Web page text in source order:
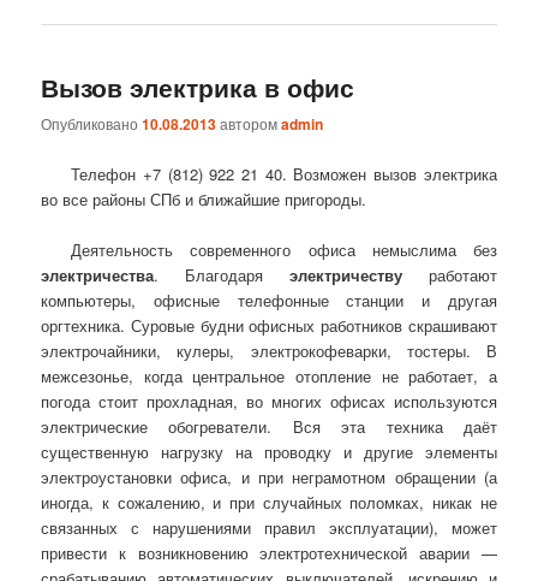
Вызов электрика в офис
Опубликовано10.08.2013авторомadmin
Телефон +7 (812) 922 21 40. Возможен вызов электрика
во все районы СПб и ближайшие пригороды.
Деятельность современного офиса немыслима без
электричества. Благодаря электричествуработают
компьютеры, офисные телефонные станции и другая
оргтехника. Суровые будни офисных работников скрашивают
электрочайники, кулеры, электрокофеварки, тостеры. В
межсезонье, когда центральное отопление не работает, а
погода стоит прохладная, во многих офисах используются
электрические обогреватели. Вся эта техника даёт
существенную нагрузку на проводку и другие элементы
электроустановки офиса, и при неграмотном обращении (а
иногда, к сожалению, и при случайных поломках, никак не
связанных с нарушениями правил эксплуатации), может
привести к возникновению электротехнической аварии —